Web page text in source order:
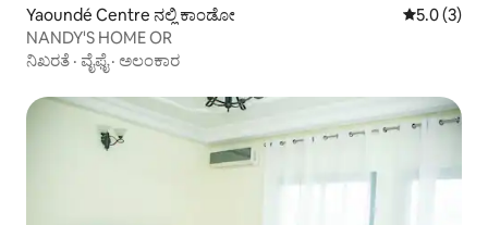
Yaoundé Centre ನಲ್ಲಿ ಕಾಂಡೋ 5 ರಲ್ಲಿ 5.0
5.0 (3)
NANDY'S HOME OR
ನಿಖರತೆ · ವೈಫೈ· ಅಲಂಕಾರ